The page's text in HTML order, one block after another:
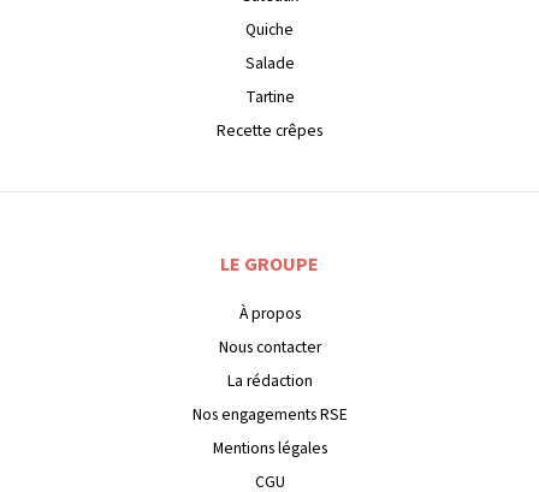
Quiche
Salade
Tartine
Recette crêpes
LE GROUPE
À propos
Nous contacter
La rédaction
Nos engagements RSE
Mentions légales
CGU